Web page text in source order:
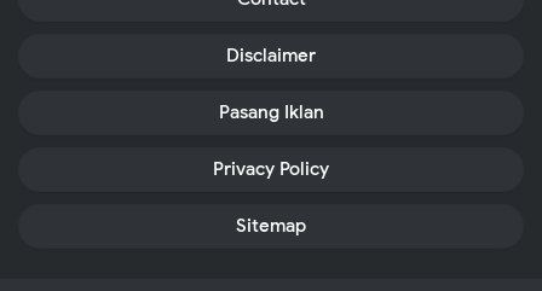
Disclaimer
Pasang Iklan
Privacy Policy
Sitemap